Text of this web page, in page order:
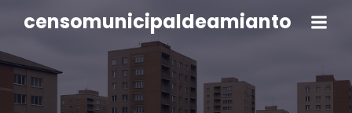
censomunicipaldeamianto